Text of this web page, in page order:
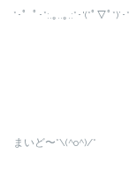
*･゜ﾟ･*:.｡..｡.:*･'(*ﾟ▽ﾟ*)’･
まいど〜*\(^o^)/*